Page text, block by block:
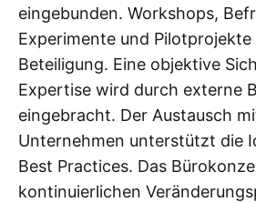
eingebunden. Workshops,
Experimente und
Beteiligung. Eine objektive
Expertise wird durch externe
eingebracht. Der Austausch
Unternehmen unterstützt die
Best Practices. Das
kontinuierlichen